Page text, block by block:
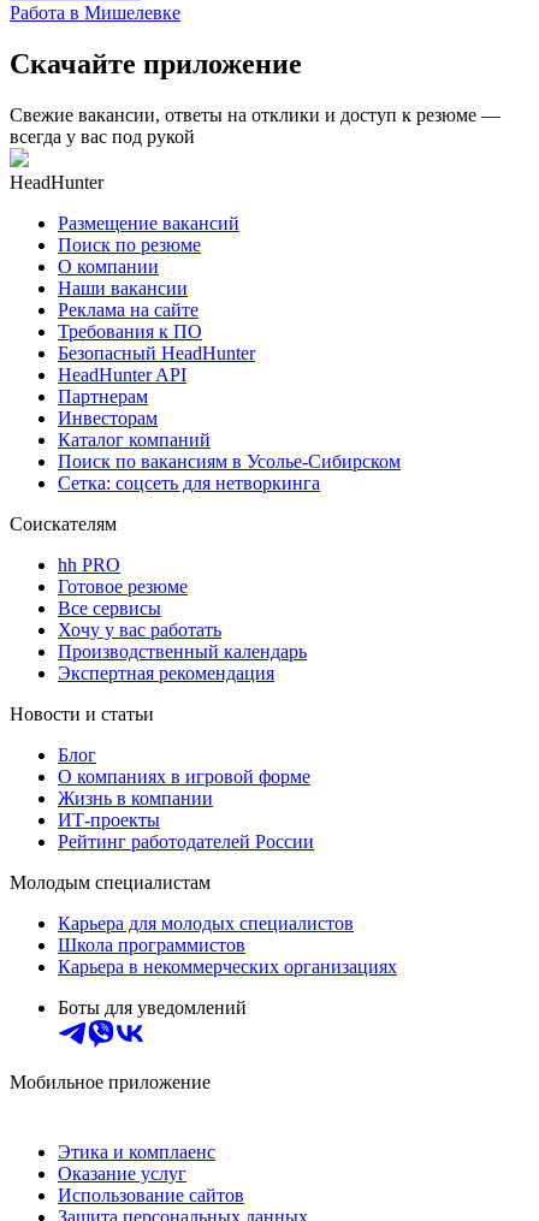
Работа в Мишелевке
Скачайте приложение
Свежие вакансии, ответы на отклики и доступ к резюме —
всегда у вас под рукой
HeadHunter
Размещение вакансий
Поиск по резюме
О компании
Наши вакансии
Реклама на сайте
Требования к ПО
Безопасный HeadHunter
HeadHunter API
Партнерам
Инвесторам
Каталог компаний
Поиск по вакансиям в Усолье-Сибирском
Сетка: соцсеть для нетворкинга
Соискателям
hh PRO
Готовое резюме
Все сервисы
Хочу у вас работать
Производственный календарь
Экспертная рекомендация
Новости и статьи
Блог
О компаниях в игровой форме
Жизнь в компании
ИТ-проекты
Рейтинг работодателей России
Молодым специалистам
Карьера для молодых специалистов
Школа программистов
Карьера в некоммерческих организациях
Боты для уведомлений
Мобильное приложение
Этика и комплаенс
Оказание услуг
Использование сайтов
Защита персональных данных